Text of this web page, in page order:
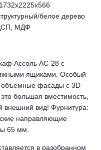
белое дерево
МДФ
Ассоль АС-28 с
ящиками. Особый
фасады с 3D
большая вместимость,
внешний вид! Фурнитура:
направляющие
65 мм.
в разобранном